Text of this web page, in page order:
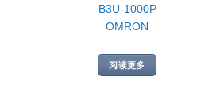
B3U-1000P
OMRON
阅读更多